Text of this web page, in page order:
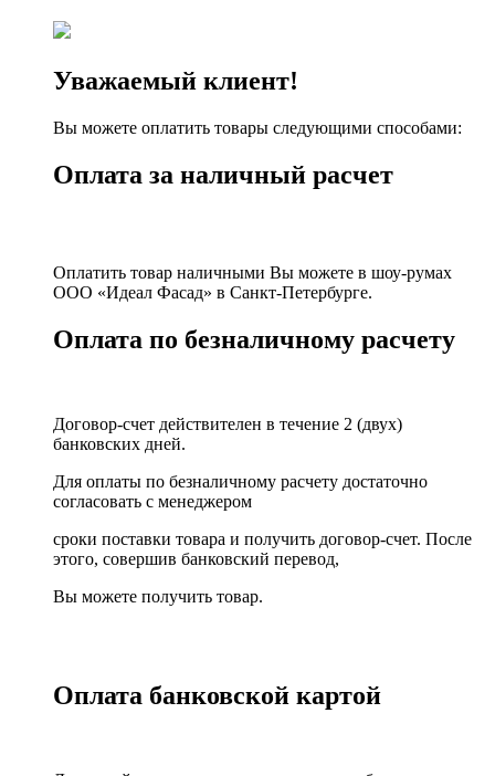
Уважаемый клиент!
Вы можете оплатить товары следующими способами:
Оплата за наличный расчет
Оплатить товар наличными Вы можете в шоу-румах
ООО «Идеал Фасад» в Санкт-Петербурге.
Оплата по безналичному расчету
Договор-счет действителен в течение 2 (двух)
банковских дней.
Для оплаты по безналичному расчету достаточно
согласовать с менеджером
сроки поставки товара и получить договор-счет. После
этого, совершив банковский перевод,
Вы можете получить товар.
Оплата банковской картой